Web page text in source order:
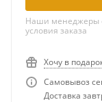
Наши менеджеры
условия заказа
Хочу в
Самовывоз
Доставка